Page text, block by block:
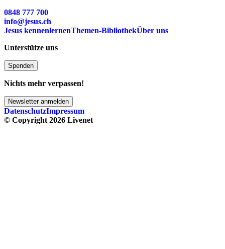
0848 777 700
info@jesus.ch
Jesus kennenlernenThemen-BibliothekÜber uns
Unterstütze uns
Spenden
Nichts mehr verpassen!
Newsletter anmelden
DatenschutzImpressum
© Copyright 2026 Livenet